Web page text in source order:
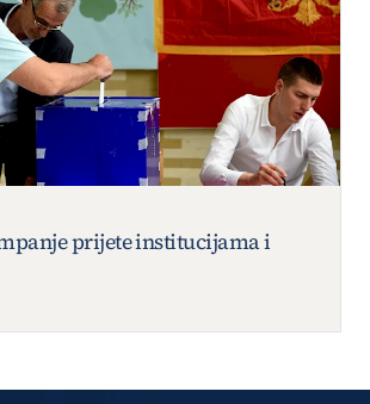
prijete institucijama i